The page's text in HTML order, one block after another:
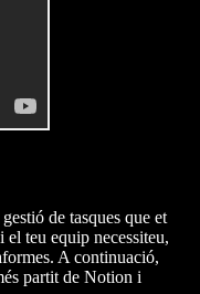
de tasques que et
teu equip necessiteu,
A continuació,
partit de Notion i